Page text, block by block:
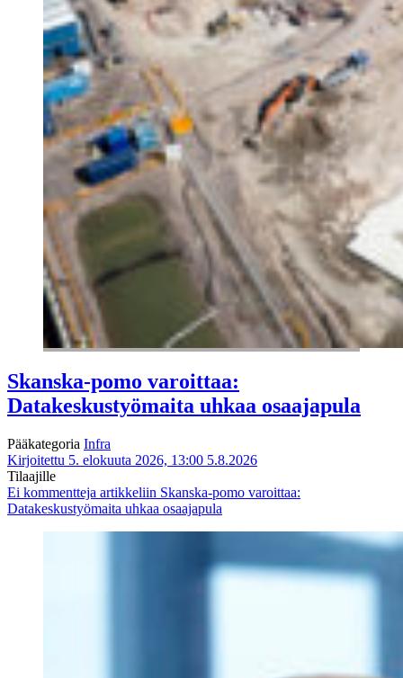
Skanska-pomo varoittaa:
Datakeskustyömaita uhkaa osaajapula
Pääkategoria Infra
Kirjoitettu 5. elokuuta 2026, 13:00 5.8.2026
Tilaajille
Ei kommentteja artikkeliin Skanska-pomo varoittaa:
Datakeskustyömaita uhkaa osaajapula